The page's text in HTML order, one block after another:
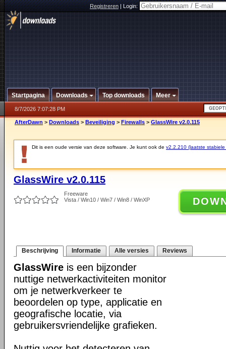
Registreren|Login:
Startpagina Downloads Top downloads Meer
8/7/2026 7:07:28 PM
AfterDawn > Downloads > Beveiliging > Firewalls > GlassWire v2.0.115
Dit is een oude versie van deze software. Je kunt ook de v2.2.210 (laatste stabiele
GlassWire v2.0.115
Freeware
Vista / Win10 / Win7 / Win8 / WinXP
Beschrijving Informatie Alle versies Reviews
GlassWire is een bijzonder
nuttige netwerkactiviteiten monitor
om je netwerkverkeer te
beoordelen op type, applicatie en
geografische locatie, via
gebruikersvriendelijke grafieken.